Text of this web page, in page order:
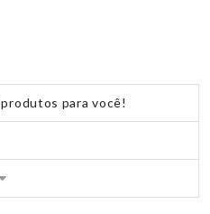
produtos para você!